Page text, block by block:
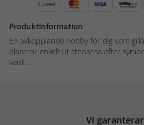
Produktinformation
En avkopplande hobby för dig som
placerar enkelt ut stenarna efter
vanli...
Vi garanterar